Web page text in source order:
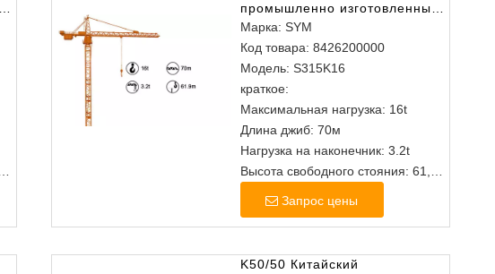
промышленно изготовленные
из головного кран
Марка: SYM
Код товара: 8426200000
Модель: S315K16
краткое:
Максимальная нагрузка: 16t
Длина джиб: 70м
Нагрузка на наконечник: 3.2t
Высота свободного стояния: 61,9
Запрос цены
K50/50 Китайский